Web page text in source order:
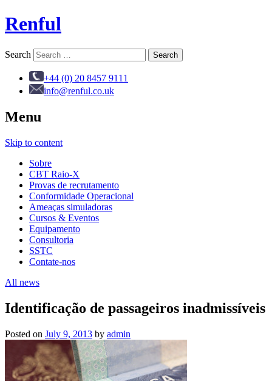
Renful
Search
+44 (0) 20 8457 9111
info@renful.co.uk
Menu
Skip to content
Sobre
CBT Raio-X
Provas de recrutamento
Conformidade Operacional
Ameaças simuladoras
Cursos & Eventos
Equipamento
Consultoria
SSTC
Contate-nos
All news
Identificação de passageiros inadmissíveis
Posted on July 9, 2013 by admin